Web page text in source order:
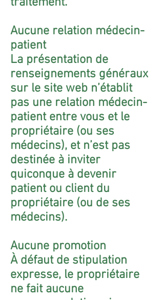
Aucune relation médecin-
patient
La présentation de
renseignements généraux
sur le site web n’établit
pas une relation médecin-
patient entre vous et le
propriétaire (ou ses
médecins), et n’est pas
destinée à inviter
quiconque à devenir
patient ou client du
propriétaire (ou de ses
médecins).
Aucune promotion
À défaut de stipulation
expresse, le propriétaire
ne fait aucune